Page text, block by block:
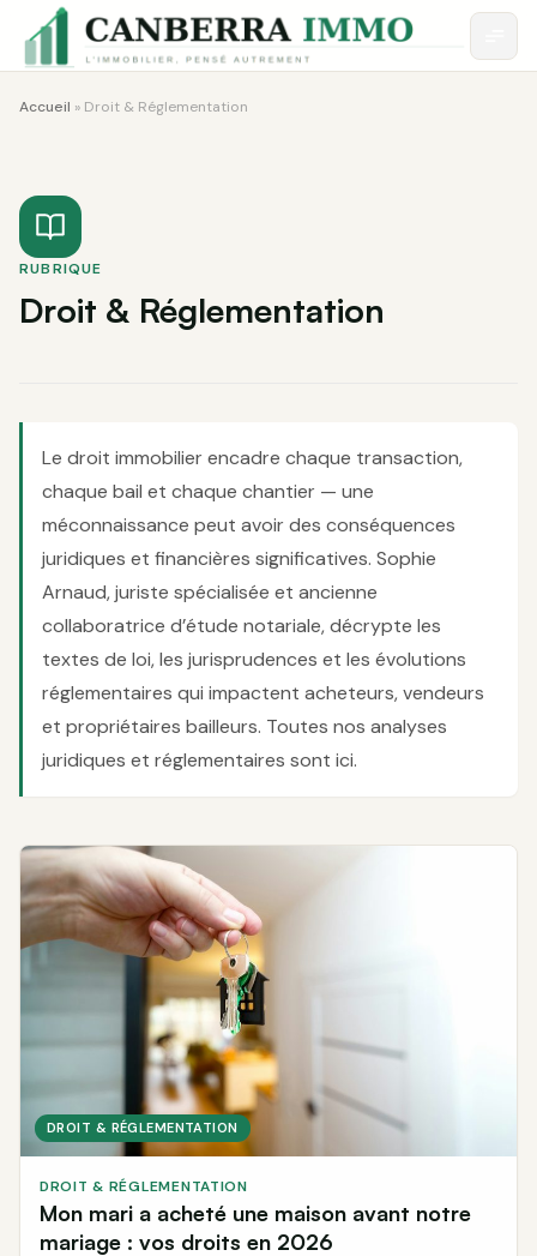
Accueil » Droit & Réglementation
RUBRIQUE
Droit & Réglementation
Le droit immobilier encadre chaque transaction,
chaque bail et chaque chantier — une
méconnaissance peut avoir des conséquences
juridiques et financières significatives. Sophie
Arnaud, juriste spécialisée et ancienne
collaboratrice d’étude notariale, décrypte les
textes de loi, les jurisprudences et les évolutions
réglementaires qui impactent acheteurs, vendeurs
et propriétaires bailleurs. Toutes nos analyses
juridiques et réglementaires sont ici.
DROIT & RÉGLEMENTATION
DROIT & RÉGLEMENTATION
Mon mari a acheté une maison avant notre
mariage : vos droits en 2026